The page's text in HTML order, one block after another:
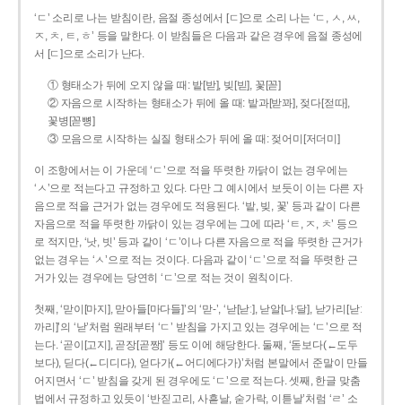
‘ㄷ’ 소리로 나는 받침이란, 음절 종성에서 [ㄷ]으로 소리 나는 ‘ㄷ, ㅅ, ㅆ,
ㅈ, ㅊ, ㅌ, ㅎ’ 등을 말한다. 이 받침들은 다음과 같은 경우에 음절 종성에
서 [ㄷ]으로 소리가 난다.
① 형태소가 뒤에 오지 않을 때: 밭[받], 빚[빋], 꽃[꼳]
② 자음으로 시작하는 형태소가 뒤에 올 때: 밭과[받꽈], 젖다[젇따],
꽃병[꼳뼝]
③ 모음으로 시작하는 실질 형태소가 뒤에 올 때: 젖어미[저더미]
이 조항에서는 이 가운데 ‘ㄷ’으로 적을 뚜렷한 까닭이 없는 경우에는
‘ㅅ’으로 적는다고 규정하고 있다. 다만 그 예시에서 보듯이 이는 다른 자
음으로 적을 근거가 없는 경우에도 적용된다. ‘밭, 빚, 꽃’ 등과 같이 다른
자음으로 적을 뚜렷한 까닭이 있는 경우에는 그에 따라 ‘ㅌ, ㅈ, ㅊ’ 등으
로 적지만, ‘낫, 빗’ 등과 같이 ‘ㄷ’이나 다른 자음으로 적을 뚜렷한 근거가
없는 경우는 ‘ㅅ’으로 적는 것이다. 다음과 같이 ‘ㄷ’으로 적을 뚜렷한 근
거가 있는 경우에는 당연히 ‘ㄷ’으로 적는 것이 원칙이다.
첫째, ‘맏이[마지], 맏아들[마다들]’의 ‘맏-’, ‘낟[낟ː], 낟알[나ː달], 낟가리[낟ː
까리]’의 ‘낟’처럼 원래부터 ‘ㄷ’ 받침을 가지고 있는 경우에는 ‘ㄷ’으로 적
는다. ‘곧이[고지], 곧장[곧짱]’ 등도 이에 해당한다. 둘째, ‘돋보다(←도두
보다), 딛다(←디디다), 얻다가(←어디에다가)’처럼 본말에서 준말이 만들
어지면서 ‘ㄷ’ 받침을 갖게 된 경우에도 ‘ㄷ’으로 적는다. 셋째, 한글 맞춤
법에서 규정하고 있듯이 ‘반짇고리, 사흗날, 숟가락, 이튿날’처럼 ‘ㄹ’ 소